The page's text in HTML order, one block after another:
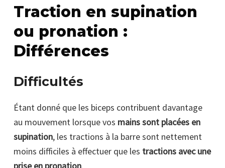
Traction en supination
ou pronation :
Différences
Difficultés
Étant donné que les biceps contribuent davantage
au mouvement lorsque vos mains sont placées en
supination, les tractions à la barre sont nettement
moins difficiles à effectuer que les tractions avec une